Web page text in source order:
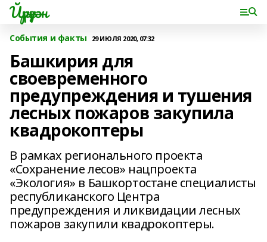
Йүрүҙән
События и факты 29 ИЮЛЯ 2020, 07:32
Башкирия для
своевременного
предупреждения и тушения
лесных пожаров закупила
квадрокоптеры
В рамках регионального проекта
«Сохранение лесов» нацпроекта
«Экология» в Башкортостане специалисты
республиканского Центра
предупреждения и ликвидации лесных
пожаров закупили квадрокоптеры.